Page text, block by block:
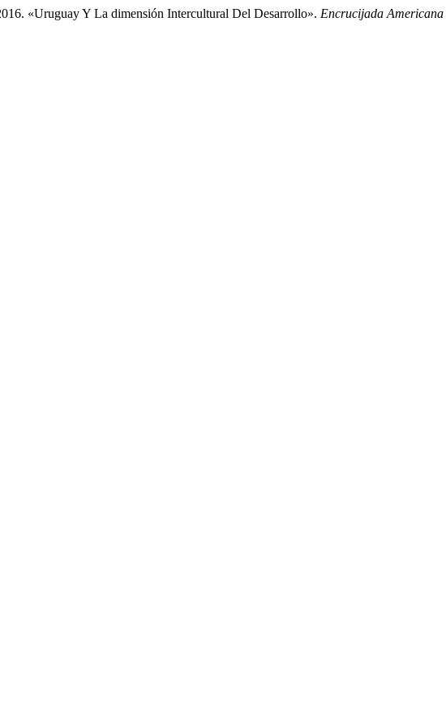
«Uruguay Y La dimensión Intercultural Del Desarrollo». Encrucijada Americana